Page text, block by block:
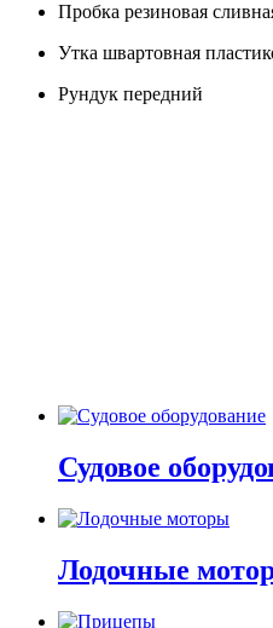
Пробка резиновая
Утка швартовная
Рундук передний
Судовое
Лодочные